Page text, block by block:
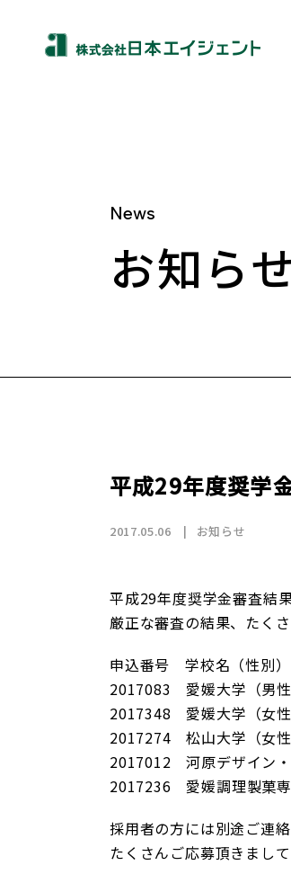
沿革
国際事業（wagaya
フランチャイズ事業
お知らせ
News
お知ら
平成29年度奨学
2017.05.06 お知らせ
平成29年度奨学金審査結
厳正な審査の結果、たく
申込番号 学校名（性別）
2017083 愛媛大学（男性
2017348 愛媛大学（女性
2017274 松山大学（女性
2017012 河原デザイン・
2017236 愛媛調理製菓専
採用者の方には別途ご連絡
たくさんご応募頂きまし